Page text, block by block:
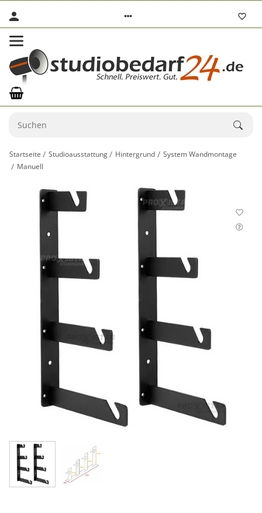
Startseite Studioausstattung Hintergrund
System Wandmontage
Manuell